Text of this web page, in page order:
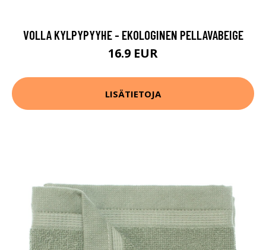
VOLLA KYLPYPYYHE - EKOLOGINEN PELLAVABEIGE
16.9 EUR
LISÄTIETOJA